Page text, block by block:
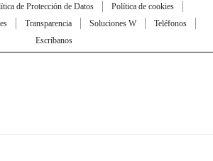
de Protección de Datos
Política de cookies
Transparencia Soluciones W
Teléfonos
Escríbanos